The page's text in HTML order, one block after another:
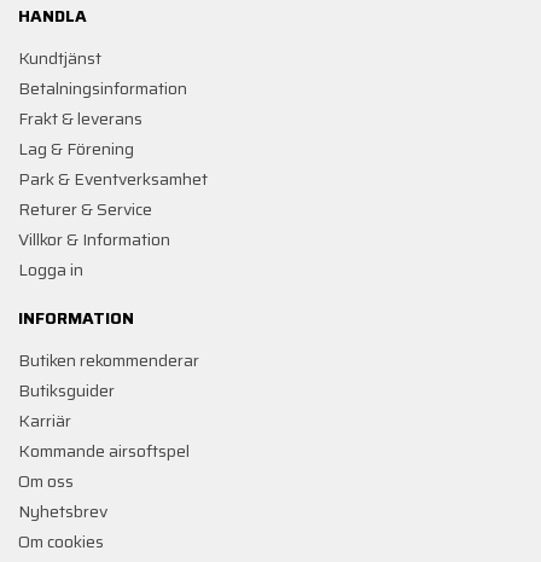
HANDLA
Kundtjänst
Betalningsinformation
Frakt & leverans
Lag & Förening
Park & Eventverksamhet
Returer & Service
Villkor & Information
Logga in
INFORMATION
Butiken rekommenderar
Butiksguider
Karriär
Kommande airsoftspel
Om oss
Nyhetsbrev
Om cookies